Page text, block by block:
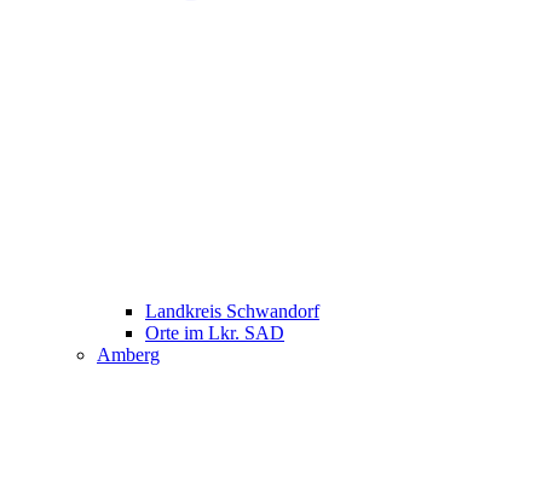
Landkreis Schwandorf
Orte im Lkr. SAD
Amberg